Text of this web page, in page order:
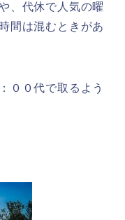
、代休で人気の曜
間は混むときがあ
００代で取るよう